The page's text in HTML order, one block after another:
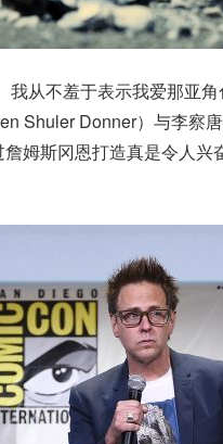
我从不羞于表示我爱那亚
Shuler Donner）与李察
姆斯冈恩打造真是令人兴